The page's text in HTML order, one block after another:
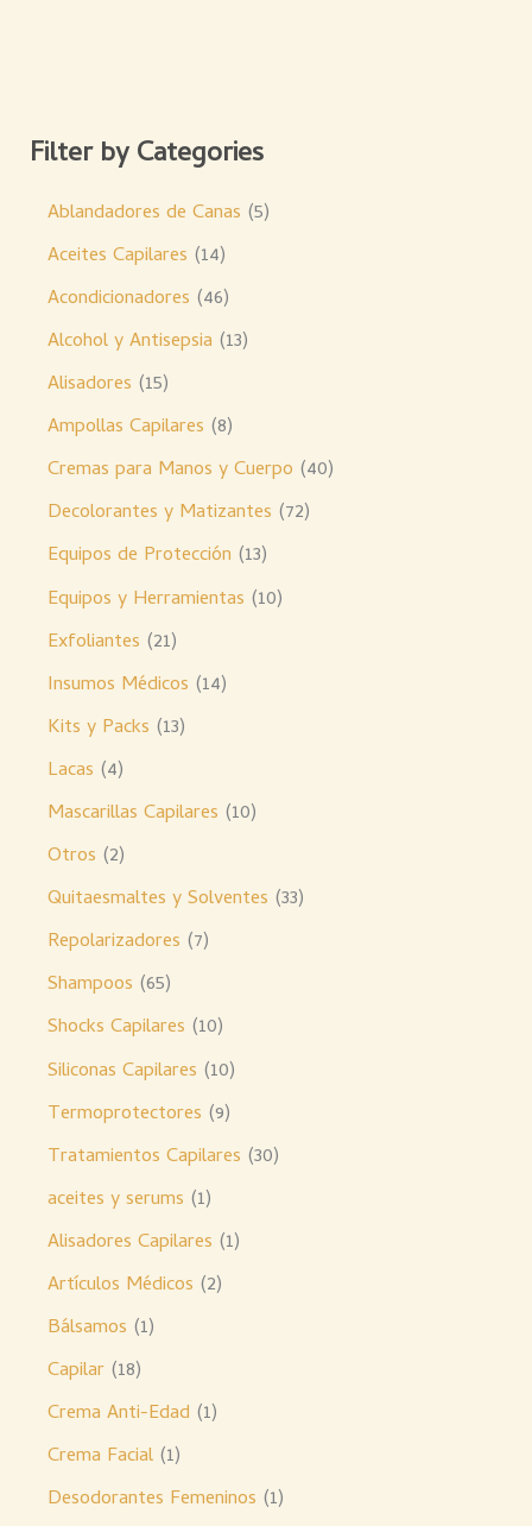
Filter by Categories
Ablandadores de Canas 5
Aceites Capilares 14
Acondicionadores 46
Alcohol y Antisepsia 13
Alisadores 15
Ampollas Capilares 8
Cremas para Manos y Cuerpo 40
Decolorantes y Matizantes 72
Equipos de Protección 13
Equipos y Herramientas 10
Exfoliantes 21
Insumos Médicos 14
Kits y Packs 13
Lacas 4
Mascarillas Capilares 10
Otros 2
Quitaesmaltes y Solventes 33
Repolarizadores 7
Shampoos 65
Shocks Capilares 10
Siliconas Capilares 10
Termoprotectores 9
Tratamientos Capilares 30
aceites y serums 1
Alisadores Capilares 1
Artículos Médicos 2
Bálsamos 1
Capilar 18
Crema Anti-Edad 1
Crema Facial 1
Desodorantes Femeninos 1